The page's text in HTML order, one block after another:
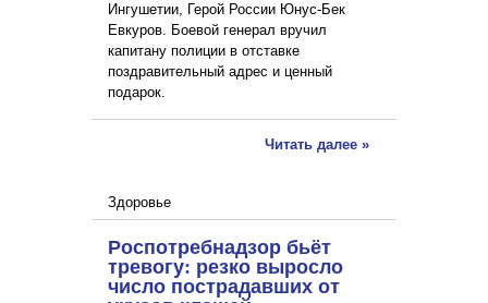
Ингушетии, Герой России Юнус-Бек
Евкуров. Боевой генерал вручил
капитану полиции в отставке
поздравительный адрес и ценный
подарок.
Читать далее »
Здоровье
Роспотребнадзор бьёт
тревогу: резко выросло
число пострадавших от